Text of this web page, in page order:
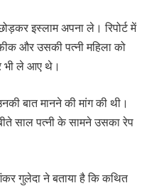
इस्लाम अपना ले। रिपोर्ट में
और उसकी पत्नी महिला को
भी ले आए थे।
बात मानने की मांग की थी।
साल पत्नी के सामने उसका रेप
गुलेदा ने बताया है कि कथित